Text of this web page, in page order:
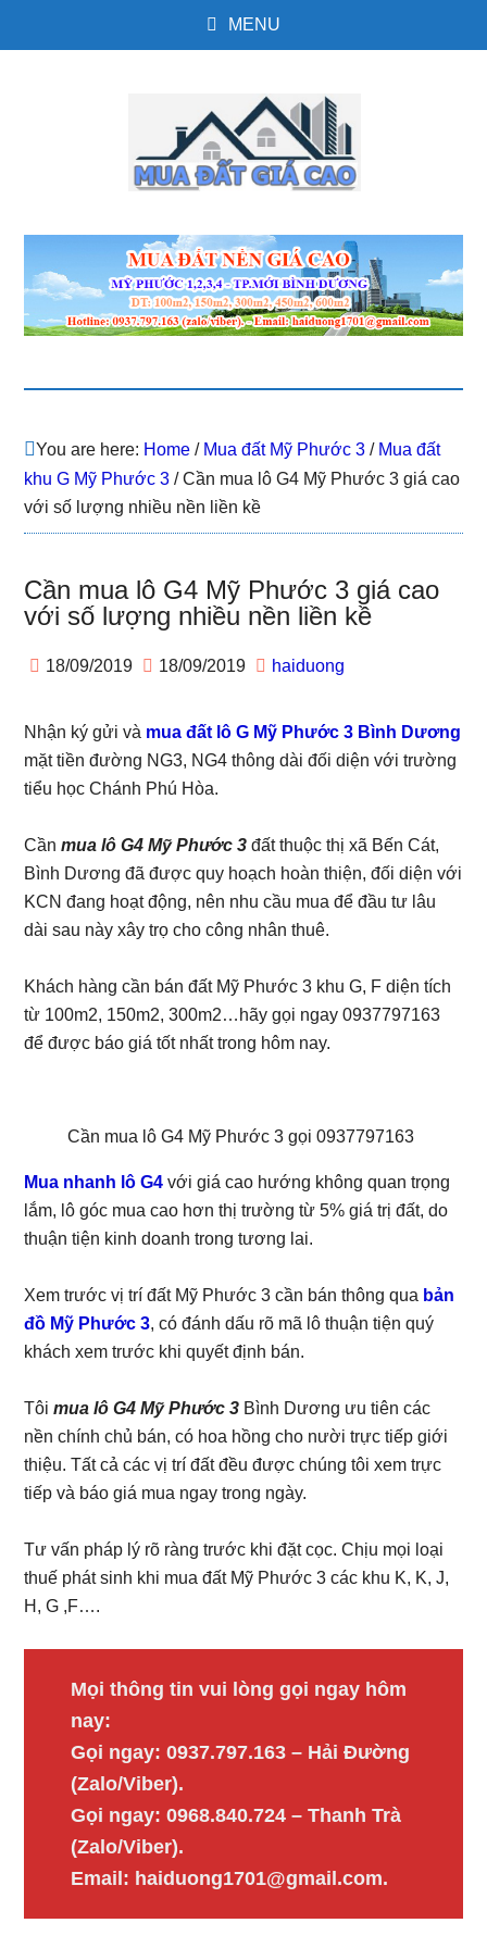
MENU
You are here: Home / Mua đất Mỹ Phước 3 / Mua đất
khu G Mỹ Phước 3 /Cần mua lô G4 Mỹ Phước 3 giá cao
với số lượng nhiều nền liền kề
Cần mua lô G4 Mỹ Phước 3 giá cao
với số lượng nhiều nền liền kề
18/09/2019 18/09/2019 haiduong
Nhận ký gửi và mua đất lô G Mỹ Phước 3 Bình Dương
mặt tiền đường NG3, NG4 thông dài đối diện với trường
tiểu học Chánh Phú Hòa.
Cầnmua lô G4 Mỹ Phước 3 đất thuộc thị xã Bến Cát,
Bình Dương đã được quy hoạch hoàn thiện, đối diện với
KCN đang hoạt động, nên nhu cầu mua để đầu tư lâu
dài sau này xây trọ cho công nhân thuê.
Khách hàng cần bán đất Mỹ Phước 3 khu G, F diện tích
từ 100m2, 150m2, 300m2…hãy gọi ngay 0937797163
để được báo giá tốt nhất trong hôm nay.
Cần mua lô G4 Mỹ Phước 3 gọi 0937797163
Mua nhanh lô G4 với giá cao hướng không quan trọng
lắm, lô góc mua cao hơn thị trường từ 5% giá trị đất, do
thuận tiện kinh doanh trong tương lai.
Xem trước vị trí đất Mỹ Phước 3 cần bán thông qua bản
đồ Mỹ Phước 3, có đánh dấu rõ mã lô thuận tiện quý
khách xem trước khi quyết định bán.
Tôimua lô G4 Mỹ Phước 3 Bình Dương ưu tiên các
nền chính chủ bán, có hoa hồng cho nười trực tiếp giới
thiệu. Tất cả các vị trí đất đều được chúng tôi xem trực
tiếp và báo giá mua ngay trong ngày.
Tư vấn pháp lý rõ ràng trước khi đặt cọc. Chịu mọi loại
thuế phát sinh khi mua đất Mỹ Phước 3 các khu K, K, J,
H, G ,F….
Mọi thông tin vui lòng gọi ngay hôm
nay:
Gọi ngay: 0937.797.163 – Hải Đường
(Zalo/Viber).
Gọi ngay: 0968.840.724 – Thanh Trà
(Zalo/Viber).
Email: haiduong1701@gmail.com.